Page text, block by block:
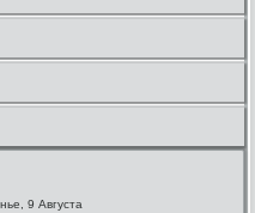
9 Августа